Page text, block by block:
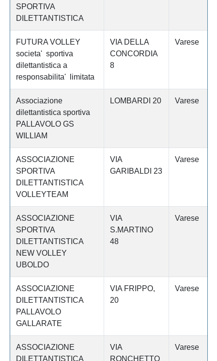
SPORTIVA
DILETTANTISTICA
FUTURA VOLLEY
societa' sportiva
dilettantistica a
responsabilita' limitata
VIA DELLA
CONCORDIA
8
Varese
Associazione
dilettantistica sportiva
PALLAVOLO GS
WILLIAM
LOMBARDI 20 Varese
ASSOCIAZIONE
SPORTIVA
DILETTANTISTICA
VOLLEYTEAM
VIA
GARIBALDI 23
Varese
ASSOCIAZIONE
SPORTIVA
DILETTANTISTICA
NEW VOLLEY
UBOLDO
VIA
S.MARTINO
48
Varese
ASSOCIAZIONE
DILETTANTISTICA
PALLAVOLO
GALLARATE
VIA FRIPPO,
20
Varese
ASSOCIAZIONE
DILETTANTISTICA
VIA
RONCHETTO
Varese